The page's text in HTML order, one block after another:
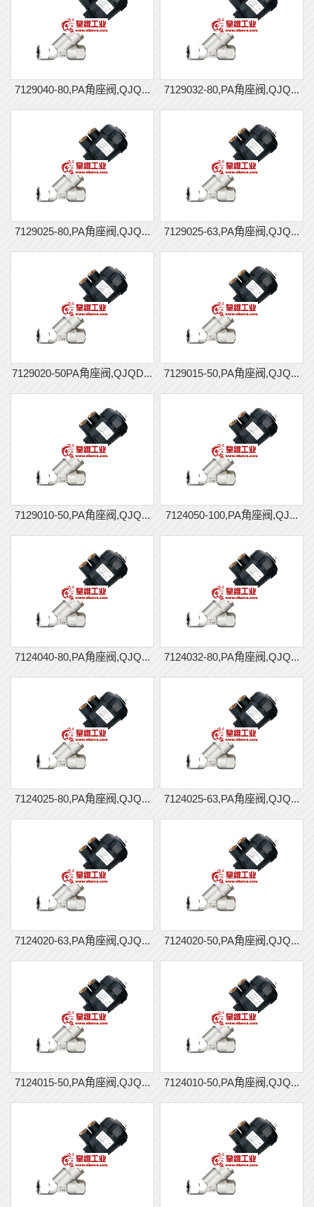
7129040-80,PA角座阀,QJQ... 7129032-80,PA角座阀,QJQ...
7129025-80,PA角座阀,QJQ... 7129025-63,PA角座阀,QJQ...
7129020-50PA角座阀,QJQD... 7129015-50,PA角座阀,QJQ...
7129010-50,PA角座阀,QJQ... 7124050-100,PA角座阀,QJ...
7124040-80,PA角座阀,QJQ... 7124032-80,PA角座阀,QJQ...
7124025-80,PA角座阀,QJQ... 7124025-63,PA角座阀,QJQ...
7124020-63,PA角座阀,QJQ... 7124020-50,PA角座阀,QJQ...
7124015-50,PA角座阀,QJQ... 7124010-50,PA角座阀,QJQ...